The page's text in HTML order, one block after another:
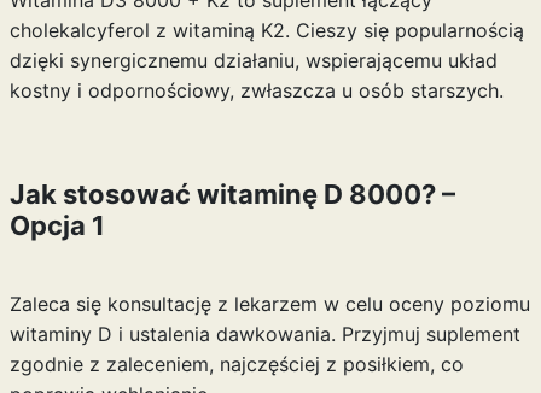
cholekalcyferol z witaminą K2. Cieszy się popularnością
dzięki synergicznemu działaniu, wspierającemu układ
kostny i odpornościowy, zwłaszcza u osób starszych.
Jak stosować witaminę D 8000? –
Opcja 1
Zaleca się konsultację z lekarzem w celu oceny poziomu
witaminy D i ustalenia dawkowania. Przyjmuj suplement
zgodnie z zaleceniem, najczęściej z posiłkiem, co